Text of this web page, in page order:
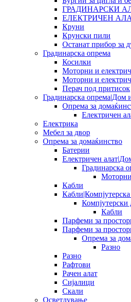
ГРАДИНАРСКИ
ЕЛЕКТРИЧЕН
Круни
Крунски пили
Останат прибор за
Градинарска опрема
Косилки
Моторни и
Моторни и
Перач под притисок
Градинарска опрема|Дом
Опрема за
Електричен
Електрика
Мебел за двор
Опрема за домаќинство
Батерии
Електричен
Градинарска
Кабли
Компјутерски
Кабли
Парфеми за
Парфеми за
Опрема за
Разно
Разно
Рафтови
Рачен алат
Сијалици
Скали
Осветлување